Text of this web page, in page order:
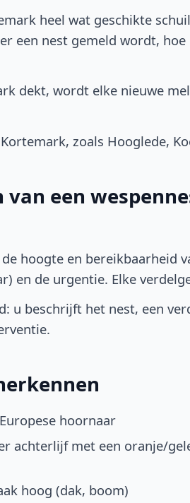
heel wat geschikte
een nest gemeld wordt,
dekt, wordt elke nieuwe
zoals Hooglede,
een
hoogte en bereikbaarheid
en de urgentie. Elke
u beschrijft het nest, een
hoornaar
achterlijf met een oranje/
hoog (dak, boom)